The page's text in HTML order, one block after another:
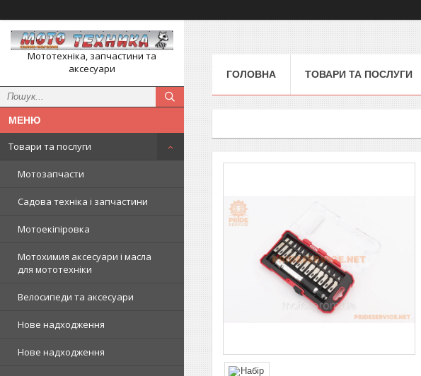
Мототехніка, запчастини та
аксесуари
Товари та послуги
Мотозапчасти
Садова техніка і запчастини
Мотоекіпіровка
Мотохимия аксесуари і масла
для мототехніки
Велосипеди та аксесуари
Нове надходження
Нове надходження
ГОЛОВНА ТОВАРИ ТА ПОСЛУГИ